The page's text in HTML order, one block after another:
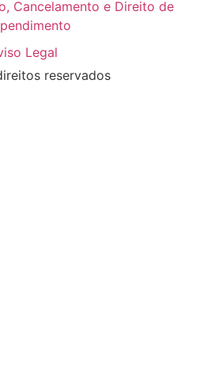
Cancelamento e Direito de
Legal
reservados